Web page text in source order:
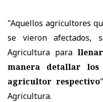
"Aquellos agricultores
se vieron afectados,
Agricultura para
manera detallar
agricultor respectivo
Agricultura.